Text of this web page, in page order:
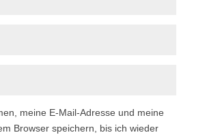
meine E-Mail-Adresse und meine
Browser speichern, bis ich wieder